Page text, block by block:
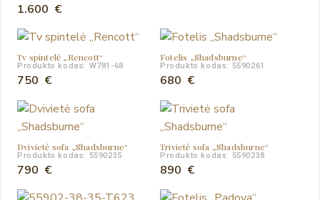
1.600 €
Tv spintelė „Rencott“
Produkto kodas: W781-68
750 €
Fotelis „Shadsburne“
Produkto kodas: 5590261
680 €
Dvivietė sofa „Shadsburne“
Produkto kodas: 5590235
790 €
Trivietė sofa „Shadsburne“
Produkto kodas: 5590238
890 €